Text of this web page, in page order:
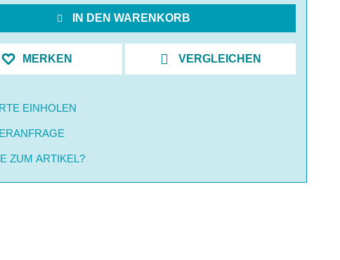
IN DEN WARENKORB
MERKEN VERGLEICHEN
EINHOLEN
ZUM ARTIKEL?